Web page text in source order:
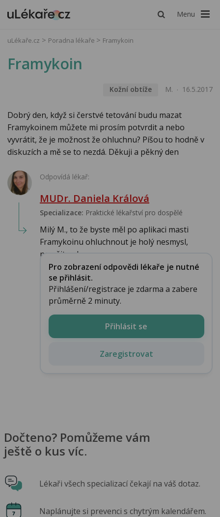
Menu
uLékaře.cz Poradna lékaře Framykoin
Framykoin
Kožní obtíže M. 16.5.2017
Dobrý den, když si čerstvé tetování budu mazat
Framykoinem můžete mi prosím potvrdit a nebo
vyvrátit, že je možnost že ohluchnu? Píšou to hodně v
diskuzích a mě se to nezdá. Děkuji a pěkný den
Odpovídá lékař:
MUDr. Daniela Králová
Specializace: Praktické lékařství pro dospělé
Milý M., to že byste měl po aplikaci masti
Framykoinu ohluchnout je holý nesmysl,
nemějte obavy...
Pro zobrazení odpovědi lékaře je nutné
se přihlásit.
Přihlášení/registrace je zdarma a zabere
průměrně 2 minuty.
Přihlásit se
Zaregistrovat
Dočteno? Pomůžeme vám
ještě o kus víc.
Lékaři všech specializací čekají na váš dotaz.
Naplánujte si prevenci s chytrým kalendářem.